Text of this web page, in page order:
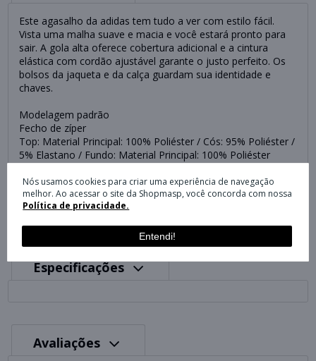
Este agasalho da adidas tem tudo a ver com estilo fácil.
Vista uma malha suave e macia e você estará pronto para
sair. A gola alta oferece cobertura adicional e a cintura
elástica com cordão ajustável garante o justo perfeito. Os
bolsos da jaqueta e da calça guardam sua identidade e
chaves.
Modelagem padrão
Fecho de zíper
Top: Material Principal: 100% Poliéster / Cós: 95% Poliéster /
5% Elastano / Fundo: Material Principal: 100% Poliéster
Calça: Cintura elástica com cordão ajustável
Especificações
Avaliações
Nós usamos cookies para criar uma experiência de navegação
melhor. Ao acessar o site da Shopmasp, você concorda com nossa
Política de privacidade.
Entendi!